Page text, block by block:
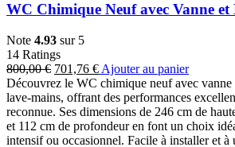
WC Chimique Neuf avec Vanne
Note 4.93 sur 5
14 Ratings
800,00€ Le
prix
initial
était :
800,00 €.
701,76 €Le
prix
actuel
est :
701,76 €.
Ajouter au panier
Découvrez le WC chimique neuf avec vanne
lave-mains, offrant des performances
reconnue. Ses dimensions de 246 cm de
et 112 cm de profondeur en font un choix
intensif ou occasionnel. Facile à installer et à